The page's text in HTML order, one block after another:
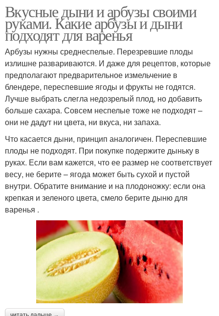
Вкусные дыни и арбузы своими
руками. Какие арбузы и дыни
подходят для варенья
Арбузы нужны среднеспелые. Перезревшие плоды
излишне развариваются. И даже для рецептов, которые
предполагают предварительное измельчение в
блендере, переспевшие ягоды и фрукты не годятся.
Лучше выбрать слегла недозрелый плод, но добавить
больше сахара. Совсем неспелые тоже не подходят –
они не дадут ни цвета, ни вкуса, ни запаха.
Что касается дыни, принцип аналогичен. Переспевшие
плоды не подходят. При покупке подержите дыньку в
руках. Если вам кажется, что ее размер не соответствует
весу, не берите – ягода может быть сухой и пустой
внутри. Обратите внимание и на плодоножку: если она
крепкая и зеленого цвета, смело берите дыню для
варенья .